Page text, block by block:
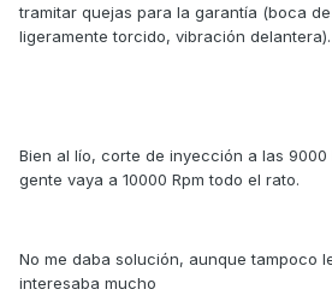
tramitar quejas para la garantía (boca
ligeramente torcido, vibración delantera).
Bien al lío, corte de inyección a las 9000
gente vaya a 10000 Rpm todo el rato.
No me daba solución, aunque tampoco
interesaba mucho